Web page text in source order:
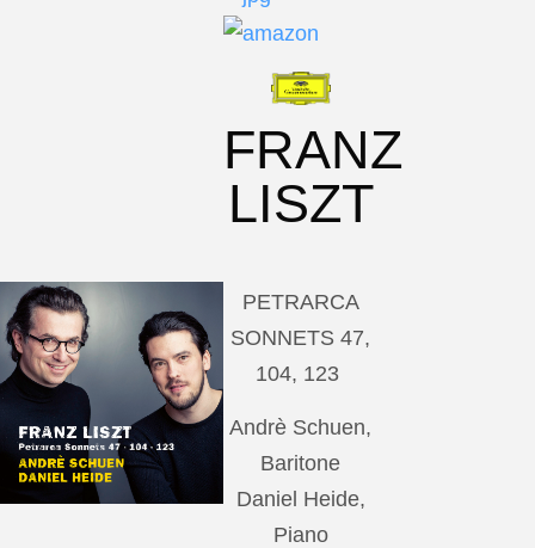
FRANZ
LISZT
PETRARCA
SONNETS 47,
104, 123
Andrè Schuen,
Baritone
Daniel Heide,
Piano